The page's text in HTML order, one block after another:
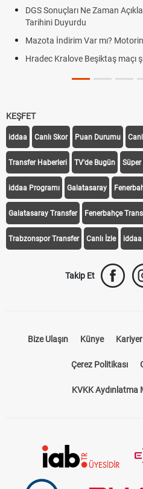
DGS Sonuçları Ne Zaman
Tarihini Duyurdu
Mazota İndirim Var mı?
Hradec Kralove Beşiktaş maçı
KEŞFET
iddaa Canlı Skor Puan Durumu
Transfer Haberleri TV'de Bugün
iddaa Programı Galatasaray
Galatasaray Transfer Fenerbahçe
Trabzonspor Transfer Canlı İzle iddaa
Takip Et
Bize Ulaşın Künye Kariyer
Çerez Politikası
KVKK Aydınlatma